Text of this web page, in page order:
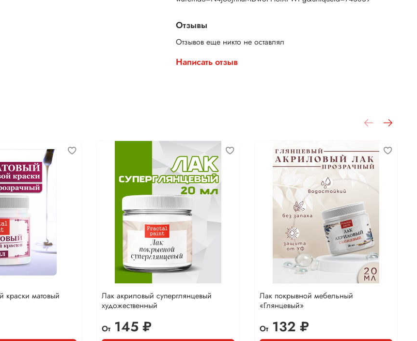
Отзывы
Отзывов еще никто не оставлял
Написать отзыв
краски матовый
Лак акриловый суперглянцевый
художественный
От145 ₽
Лак покрывной мебельный
«Глянцевый»
От132 ₽